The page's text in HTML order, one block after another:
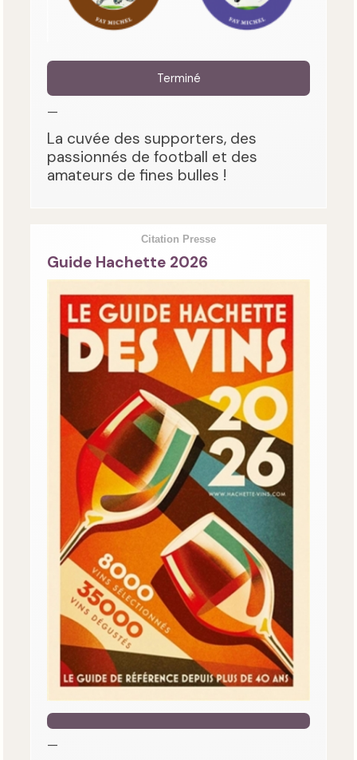
Terminé
—
La cuvée des supporters, des
passionnés de football et des
amateurs de fines bulles !
Citation Presse
Guide Hachette 2026
—